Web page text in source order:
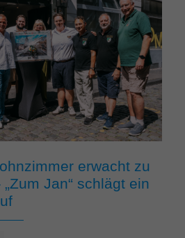
erwacht zu
Jan“ schlägt ein